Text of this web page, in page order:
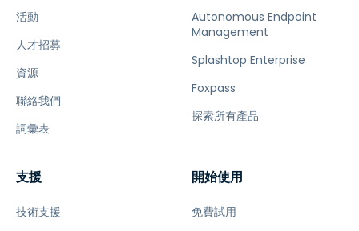
活動
人才招募
資源
聯絡我們
詞彙表
Autonomous Endpoint
Management
Splashtop Enterprise
Foxpass
探索所有產品
支援
技術支援
開始使用
免費試用